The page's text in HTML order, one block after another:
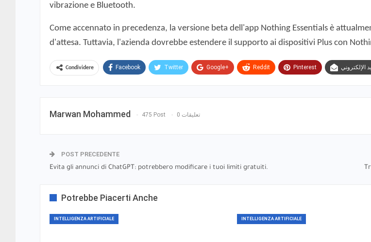
vibrazione e Bluetooth.
Come accennato in precedenza, la versione beta dell'app Nothing Essentials è
d'attesa. Tuttavia, l'azienda dovrebbe estendere il supporto ai dispositivi Plus con
Condividere Facebook Twitter Google+ Reddit Pinterest الإلكتروني
Marwan Mohammed 475 Post 0 تعليقات
POST PRECEDENTE
Evita gli annunci di ChatGPT: potrebbero modificare i tuoi limiti gratuiti.
Potrebbe Piacerti Anche
INTELLIGENZA ARTIFICIALE INTELLIGENZA ARTIFICIALE